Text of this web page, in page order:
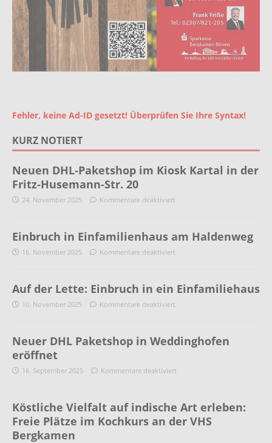
Fehler, keine Ad-ID gesetzt! Überprüfen Sie Ihre Syntax!
KURZ NOTIERT
Neuen DHL-Paketshop im Kiosk Kartal in der
Fritz-Husemann-Str. 20
24. November 2025 Kommentare deaktiviert
Einbruch in Einfamilienhaus am Haldenweg
16. November 2025 Kommentare deaktiviert
Auf der Lette: Einbruch in ein Einfamiliehaus
10. November 2025 Kommentare deaktiviert
Neuer DHL Paketshop in Weddinghofen
eröffnet
16. September 2025 Kommentare deaktiviert
Köstliche Vielfalt auf indische Art erleben:
Freie Plätze im Kochkurs an der VHS
Bergkamen